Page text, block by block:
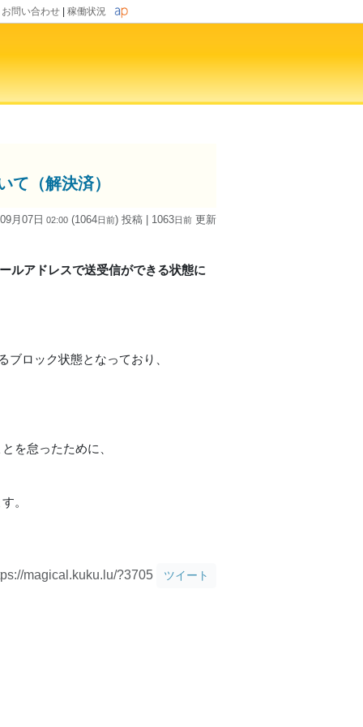
お問い合わせ 稼働状況
（解決済）
月07日 02:00 (1064日前) 投稿 | 1063日前 更新
ルアドレスで送受信ができる状態に
ロック状態となっており、
を怠ったために、
。
magical.kuku.lu/?3705 ツイート